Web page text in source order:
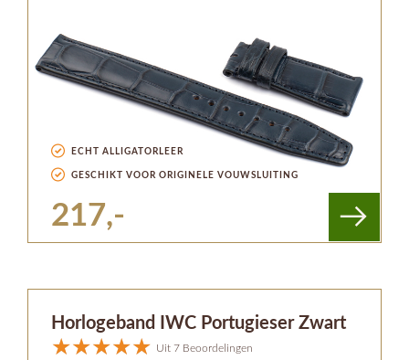
ECHT ALLIGATORLEER
GESCHIKT VOOR ORIGINELE VOUWSLUITING
217,-
Horlogeband IWC Portugieser Zwart
Uit 7 Beoordelingen